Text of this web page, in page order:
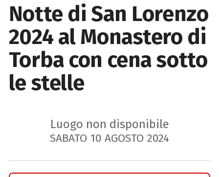
Notte di San Lorenzo
2024 al Monastero di
Torba con cena sotto
le stelle
Luogo non disponibile
SABATO 10 AGOSTO 2024